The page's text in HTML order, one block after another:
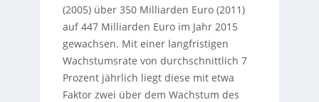
(2005) über 350 Milliarden Euro (2011)
auf 447 Milliarden Euro im Jahr 2015
gewachsen. Mit einer langfristigen
Wachstumsrate von durchschnittlich 7
Prozent jährlich liegt diese mit etwa
Faktor zwei über dem Wachstum des